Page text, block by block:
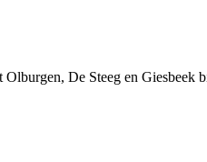
De Steeg en Giesbeek